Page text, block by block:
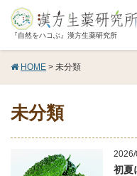
『自然をハコぶ』漢方生薬研究所
HOME > 未分類
未分類
初夏